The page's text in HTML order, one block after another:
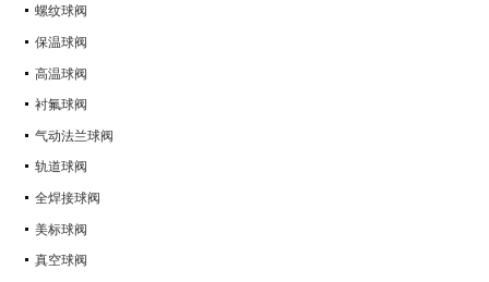
螺纹球阀
保温球阀
高温球阀
衬氟球阀
气动法兰球阀
轨道球阀
全焊接球阀
美标球阀
真空球阀